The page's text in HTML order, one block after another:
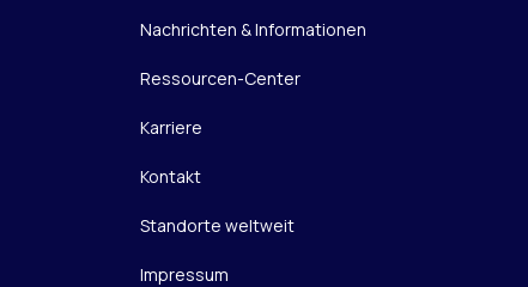
Nachrichten & Informationen
Ressourcen-Center
Karriere
Kontakt
Standorte weltweit
Impressum